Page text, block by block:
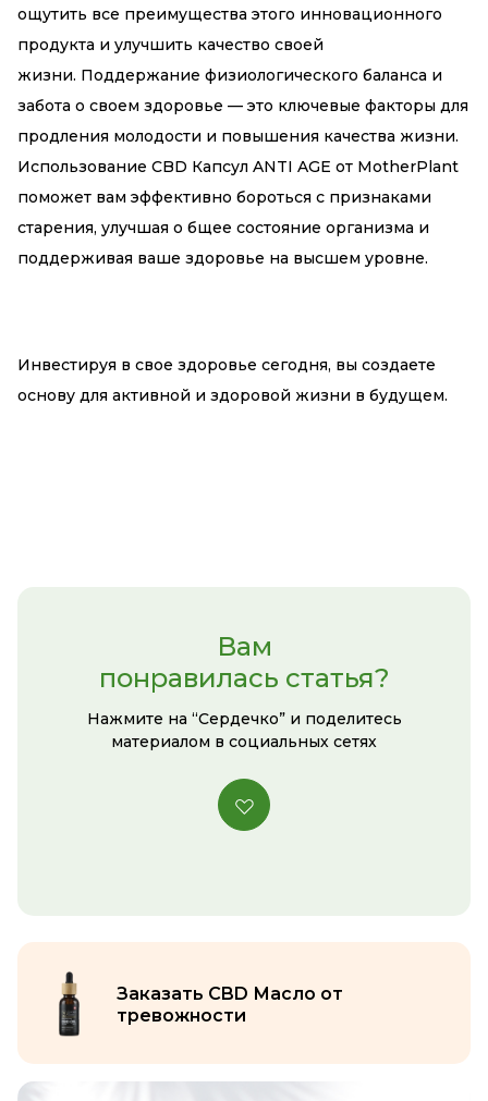
ощутить все преимущества этого инновационного
продукта и улучшить качество своей
жизни. Поддержание физиологического баланса и
забота о своем здоровье — это ключевые факторы для
продления молодости и повышения качества жизни.
Использование CBD Капсул ANTI AGE от MotherPlant
поможет вам эффективно бороться с признаками
старения, улучшая о бщее состояние организма и
поддерживая ваше здоровье на высшем уровне.
Инвестируя в свое здоровье сегодня, вы создаете
основу для активной и здоровой жизни в будущем.
Вам
понравилась статья?
Нажмите на “Сердечко” и поделитесь
материалом в социальных сетях
Заказать CBD Масло от
тревожности